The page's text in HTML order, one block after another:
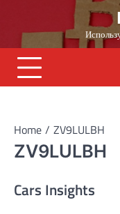
content
Home ZV9LULBH
ZV9LULBH
Cars Insights